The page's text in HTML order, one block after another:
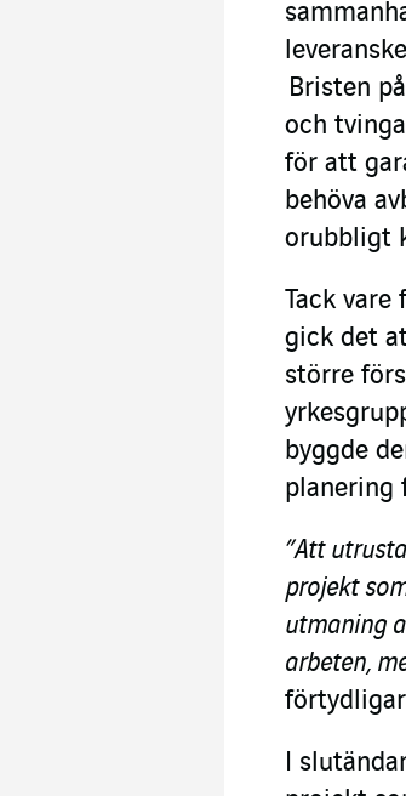
Bristen
och
för att
behöva
orubbligt
Tack
gick det
större
byggde
planering
”Att
projekt
utmaning
arbeten,
I